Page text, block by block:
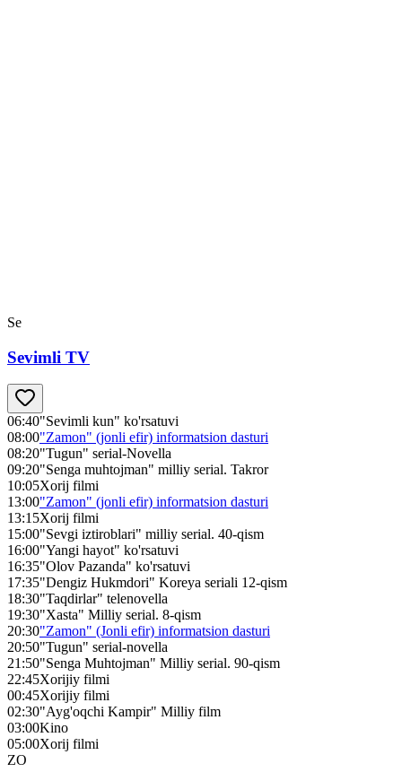
Se
Sevimli TV
06:40"Sevimli kun" ko'rsatuvi
08:00"Zamon" (jonli efir) informatsion dasturi
08:20"Tugun" serial-Novella
09:20"Senga muhtojman" milliy serial. Takror
10:05Xorij filmi
13:00"Zamon" (jonli efir) informatsion dasturi
13:15Xorij filmi
15:00"Sevgi iztiroblari" milliy serial. 40-qism
16:00"Yangi hayot" ko'rsatuvi
16:35"Olov Pazanda" ko'rsatuvi
17:35"Dengiz Hukmdori" Koreya seriali 12-qism
18:30"Taqdirlar" telenovella
19:30"Xasta" Milliy serial. 8-qism
20:30"Zamon" (Jonli efir) informatsion dasturi
20:50"Tugun" serial-novella
21:50"Senga Muhtojman" Milliy serial. 90-qism
22:45Xorijiy filmi
00:45Xorijiy filmi
02:30"Ayg'oqchi Kampir" Milliy film
03:00Kino
05:00Xorij filmi
ZO